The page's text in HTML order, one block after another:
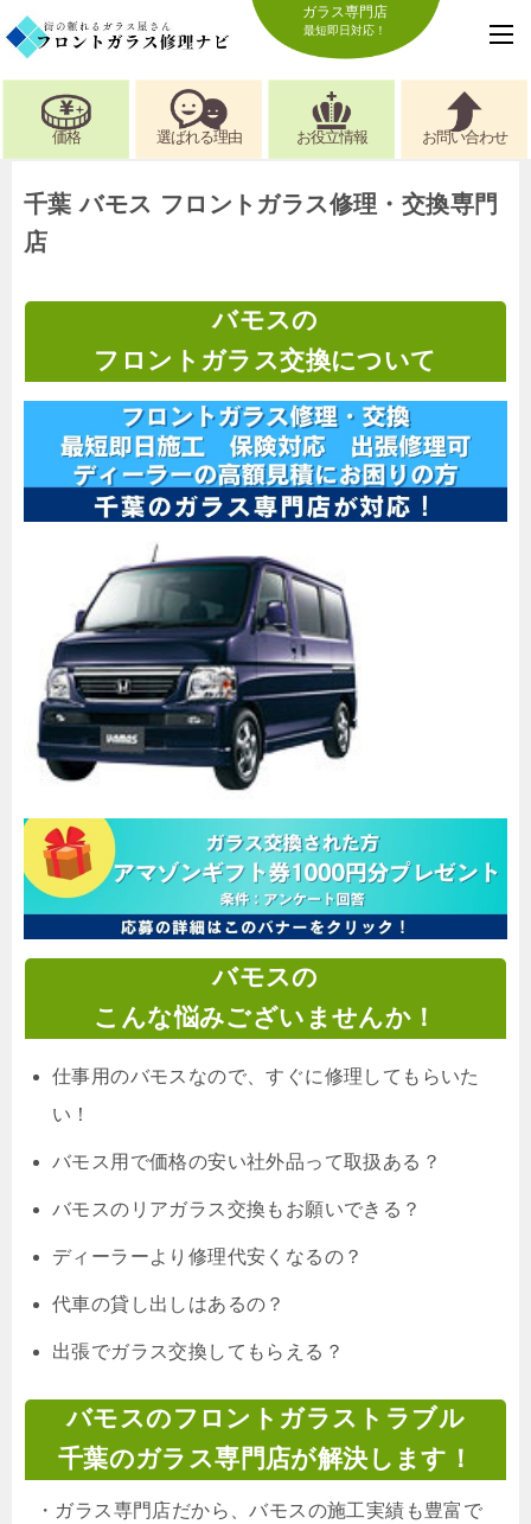
ガラス専門店
最短即日対応！
価格 選ばれる理由 お役立情報 お問い合わせ
千葉 バモス フロントガラス修理・交換専門
店
バモスの
フロントガラス交換について
バモスの
こんな悩みございませんか！
仕事用のバモスなので、すぐに修理してもらいた
い！
バモス用で価格の安い社外品って取扱ある？
バモスのリアガラス交換もお願いできる？
ディーラーより修理代安くなるの？
代車の貸し出しはあるの？
出張でガラス交換してもらえる？
バモスのフロントガラストラブル
千葉のガラス専門店が解決します！
・ ガラス専門店だから、バモスの施工実績も豊富で